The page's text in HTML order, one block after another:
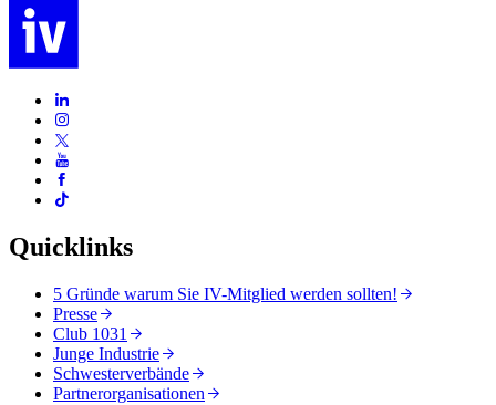
Quicklinks
5 Gründe warum Sie IV-Mitglied werden sollten!
Presse
Club 1031
Junge Industrie
Schwesterverbände
Partnerorganisationen